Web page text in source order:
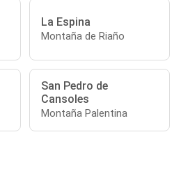
La Espina
Montaña de Riaño
San Pedro de
Cansoles
Montaña Palentina